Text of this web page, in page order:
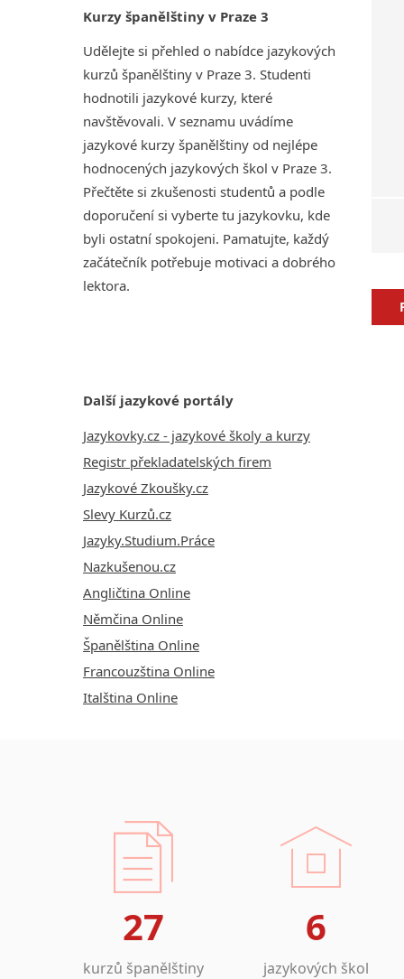
Kurzy španělštiny v Praze 3
Udělejte si přehled o nabídce jazykových
kurzů španělštiny v Praze 3. Studenti
hodnotili jazykové kurzy, které
navštěvovali. V seznamu uvádíme
jazykové kurzy španělštiny od nejlépe
hodnocených jazykových škol v Praze 3.
Přečtěte si zkušenosti studentů a podle
doporučení si vyberte tu jazykovku, kde
byli ostatní spokojeni. Pamatujte, každý
začátečník potřebuje motivaci a dobrého
lektora.
Další jazykové portály
Jazykovky.cz - jazykové školy a kurzy
Registr překladatelských firem
Jazykové Zkoušky.cz
Slevy Kurzů.cz
Jazyky.Studium.Práce
Nazkušenou.cz
Angličtina Online
Němčina Online
Španělština Online
Francouzština Online
Italština Online
27
kurzů španělštiny
6
jazykových škol